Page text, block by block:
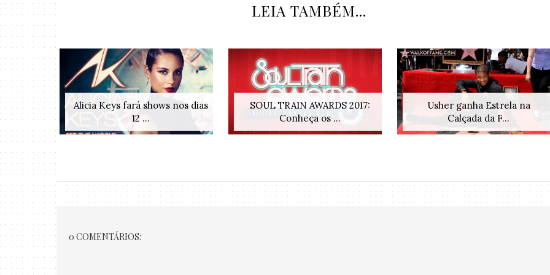
LEIA TAMBÉM...
Alicia Keys fará shows nos dias
12 ...
SOUL TRAIN AWARDS 2017:
Conheça os ...
Usher ganha Estrela na
Calçada da F...
0 COMENTÁRIOS: